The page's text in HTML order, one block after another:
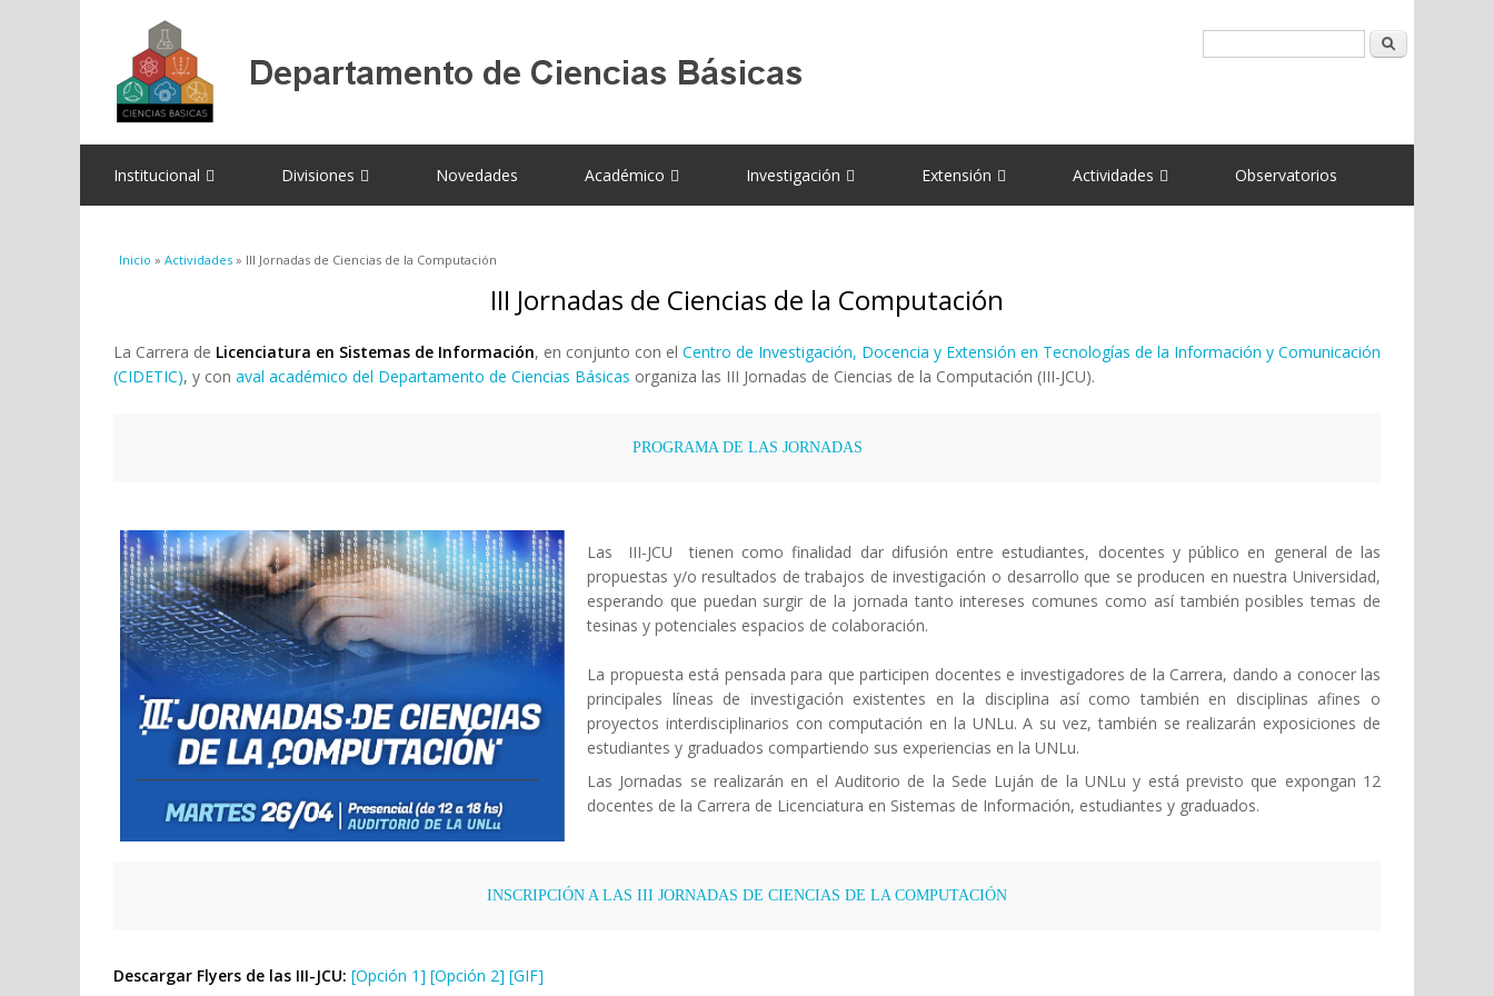
Institucional Divisiones Novedades Académico Investigación Extensión Actividades Observatorios
Se encuentra usted aquí
Inicio » Actividades » III Jornadas de Ciencias de la Computación
III Jornadas de Ciencias de la Computación
La Carrera de Licenciatura en Sistemas de Información, en conjunto con el Centro de Investigación, Docencia y Extensión en Tecnologías de la Información y Comunicación
(CIDETIC), y con aval académico del Departamento de Ciencias Básicas organiza las III Jornadas de Ciencias de la Computación (III-JCU).
PROGRAMA DE LAS JORNADAS
Las III-JCU tienen como finalidad dar difusión entre estudiantes, docentes y público en general de las
propuestas y/o resultados de trabajos de investigación o desarrollo que se producen en nuestra Universidad,
esperando que puedan surgir de la jornada tanto intereses comunes como así también posibles temas de
tesinas y potenciales espacios de colaboración.
La propuesta está pensada para que participen docentes e investigadores de la Carrera, dando a conocer las
principales líneas de investigación existentes en la disciplina así como también en disciplinas afines o
proyectos interdisciplinarios con computación en la UNLu. A su vez, también se realizarán exposiciones de
estudiantes y graduados compartiendo sus experiencias en la UNLu.
Las Jornadas se realizarán en el Auditorio de la Sede Luján de la UNLu y está previsto que expongan 12
docentes de la Carrera de Licenciatura en Sistemas de Información, estudiantes y graduados.
INSCRIPCIÓN A LAS III JORNADAS DE CIENCIAS DE LA COMPUTACIÓN
Descargar Flyers de las III-JCU: [Opción 1] [Opción 2] [GIF]